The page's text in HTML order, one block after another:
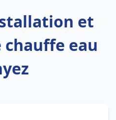
et
chauffe eau